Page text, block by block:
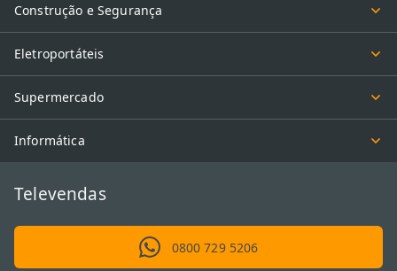
Construção e Segurança
Eletroportáteis
Supermercado
Informática
Televendas
0800 729 5206